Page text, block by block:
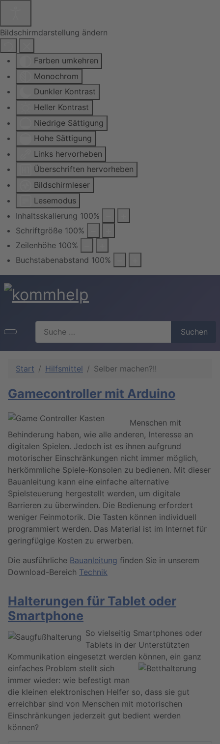
Bildschirmdarstellung ändern
Farben umkehren
Monochrom
Dunkler Kontrast
Heller Kontrast
Niedrige Sättigung
Hohe Sättigung
Links hervorheben
Überschriften hervorheben
Bildschirmleser
Lesemodus
Inhaltsskalierung 100%
Schriftgröße 100%
Zeilenhöhe 100%
Buchstabenabstand 100%
Suchen
Start Hilfsmittel Selber machen?!!
Gamecontroller mit Arduino
Menschen mit
Behinderung haben, wie alle anderen, Interesse an
digitalen Spielen. Jedoch ist es ihnen aufgrund
motorischer Einschränkungen nicht immer möglich,
herkömmliche Spiele-Konsolen zu bedienen. Mit dieser
Bauanleitung kann eine einfache alternative
Spielsteuerung hergestellt werden, um digitale
Barrieren zu überwinden. Die Bedienung erfordert
weniger Feinmotorik. Die Tasten können individuell
programmiert werden. Das Material ist im Internet für
geringfügige Kosten zu erwerben.
Die ausführliche Bauanleitung finden Sie in unserem
Download-Bereich Technik
Halterungen für Tablet oder
Smartphone
So vielseitig Smartphones oder
Tablets in der Unterstützten
Kommunikation eingesetzt werden können, ein ganz
einfaches Problem stellt sich
immer wieder: wie befestigt man
die kleinen elektronischen Helfer so, dass sie gut
erreichbar sind von Menschen mit motorischen
Einschränkungen jederzeit gut bedient werden
können?